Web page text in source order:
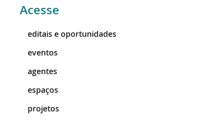
Acesse
editais e oportunidades
eventos
agentes
espaços
projetos